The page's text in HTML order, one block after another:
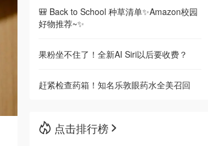
🎒 Back to School 种草清单✨Amazon校园
好物推荐~✨
果粉坐不住了！全新AI Siri以后要收费？
赶紧检查药箱！知名乐敦眼药水全美召回
点击排行榜